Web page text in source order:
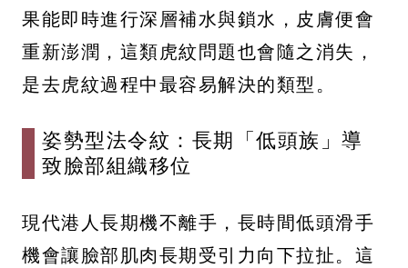
果能即時進行深層補水與鎖水，皮膚便會
重新澎潤，這類虎紋問題也會隨之消失，
是去虎紋過程中最容易解決的類型。
姿勢型法令紋：長期「低頭族」導
致臉部組織移位
現代港人長期機不離手，長時間低頭滑手
機會讓臉部肌肉長期受引力向下拉扯。這